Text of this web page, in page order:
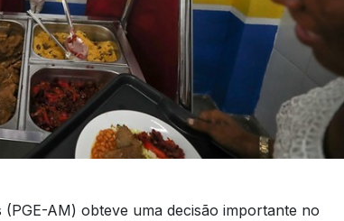
AM) obteve uma decisão importante no